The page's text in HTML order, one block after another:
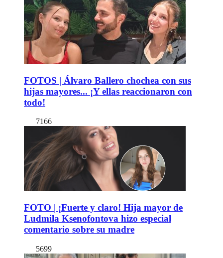
FOTOS | Álvaro Ballero chochea con sus
hijas mayores... ¡Y ellas reaccionaron con
todo!
7166
FOTO | ¡Fuerte y claro! Hija mayor de
Ludmila Ksenofontova hizo especial
comentario sobre su madre
5699